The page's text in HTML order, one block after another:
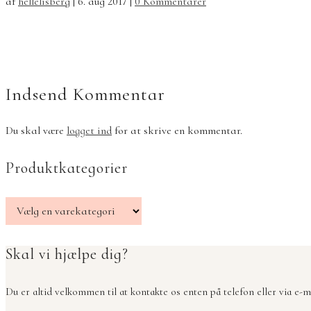
Indsend Kommentar
Du skal være logget ind for at skrive en kommentar.
Produktkategorier
Skal vi hjælpe dig?
Du er altid velkommen til at kontakte os enten på telefon eller via e-